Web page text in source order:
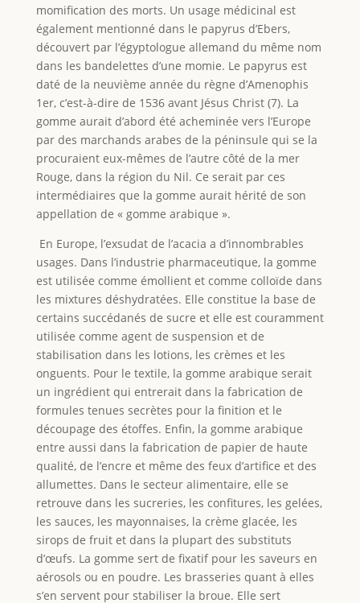
momification des morts. Un usage médicinal est
également mentionné dans le papyrus d’Ebers,
découvert par l’égyptologue allemand du même nom
dans les bandelettes d’une momie. Le papyrus est
daté de la neuvième année du règne d’Amenophis
1er, c’est-à-dire de 1536 avant Jésus Christ (7). La
gomme aurait d’abord été acheminée vers l’Europe
par des marchands arabes de la péninsule qui se la
procuraient eux-mêmes de l’autre côté de la mer
Rouge, dans la région du Nil. Ce serait par ces
intermédiaires que la gomme aurait hérité de son
appellation de « gomme arabique ».
En Europe, l’exsudat de l’acacia a d’innombrables
usages. Dans l’industrie pharmaceutique, la gomme
est utilisée comme émollient et comme colloïde dans
les mixtures déshydratées. Elle constitue la base de
certains succédanés de sucre et elle est couramment
utilisée comme agent de suspension et de
stabilisation dans les lotions, les crèmes et les
onguents. Pour le textile, la gomme arabique serait
un ingrédient qui entrerait dans la fabrication de
formules tenues secrètes pour la finition et le
découpage des étoffes. Enfin, la gomme arabique
entre aussi dans la fabrication de papier de haute
qualité, de l’encre et même des feux d’artifice et des
allumettes. Dans le secteur alimentaire, elle se
retrouve dans les sucreries, les confitures, les gelées,
les sauces, les mayonnaises, la crème glacée, les
sirops de fruit et dans la plupart des substituts
d’œufs. La gomme sert de fixatif pour les saveurs en
aérosols ou en poudre. Les brasseries quant à elles
s’en servent pour stabiliser la broue. Elle sert